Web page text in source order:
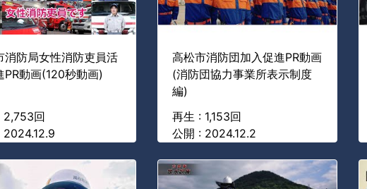
消防局女性消防吏員活
PR動画(120秒動画)
2,753回
2024.12.9
高松市消防団加入促進PR動画
(消防団協力事業所表示制度
編)
再生 : 1,153回
公開 : 2024.12.2